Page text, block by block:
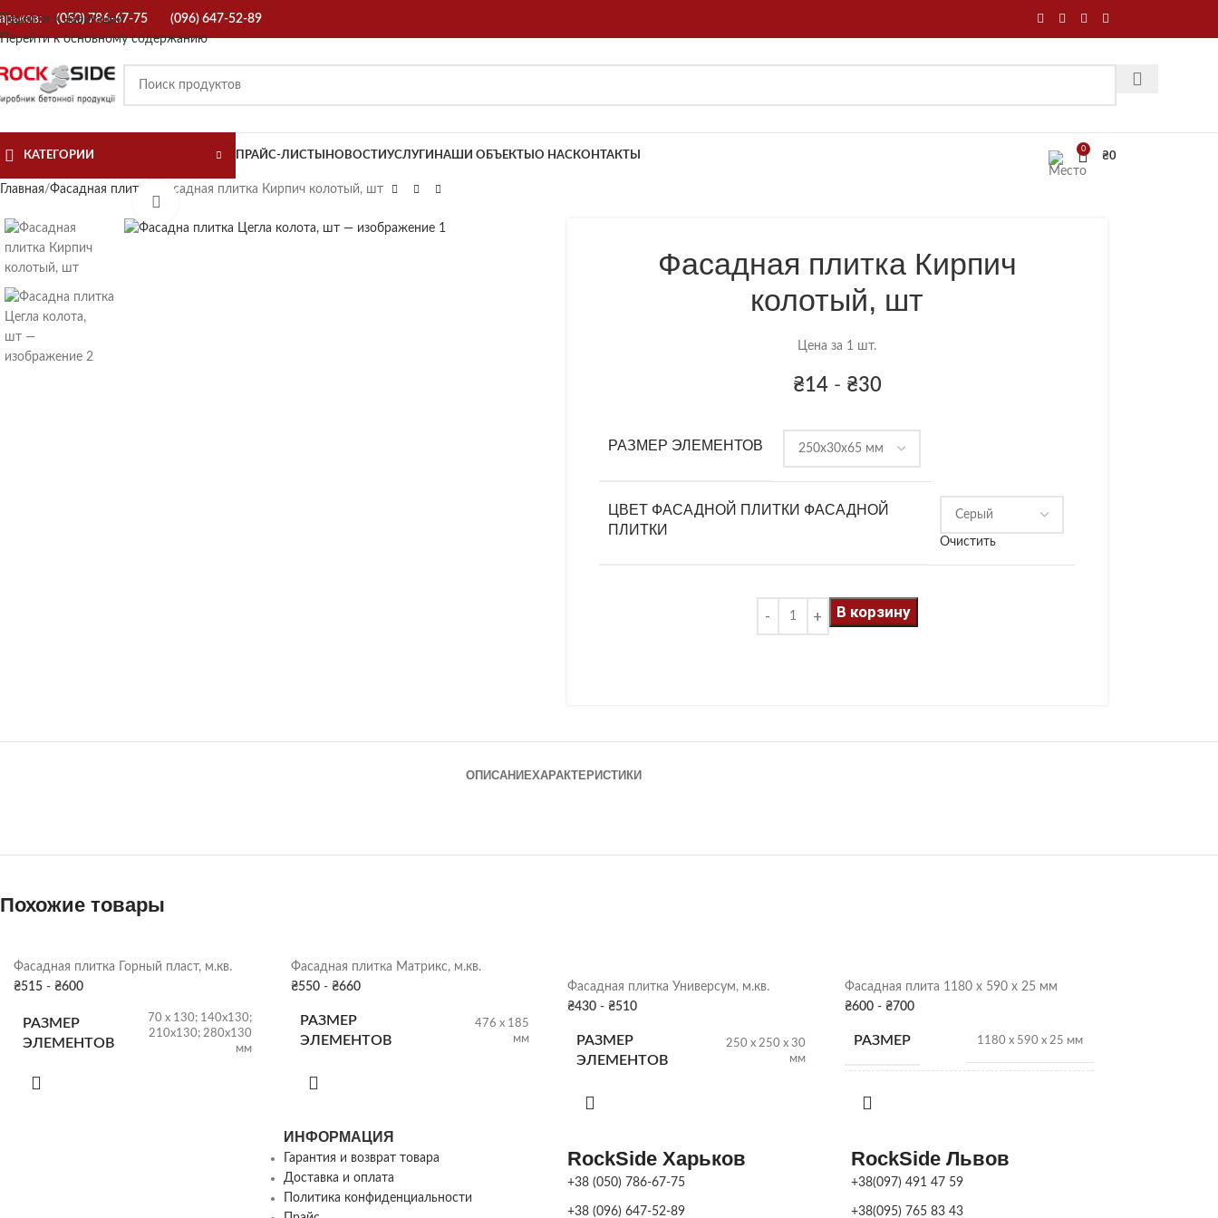
Перейти к навигации
Перейти к основному содержанию
(050) 786-67-75 (096) 647-52-89
КАТЕГОРИИ ПРАЙС-ЛИСТЫ НОВОСТИУСЛУГИ НАШИ ОБЪЕКТЫ О НАСКОНТАКТЫ
0
₴0
Главная Фасадная плитка Фасадная плитка Кирпич колотый, шт
Фасадная плитка Кирпич
колотый, шт
Цена за 1 шт.
₴14 - ₴30
РАЗМЕР ЭЛЕМЕНТОВ
ЦВЕТ ФАСАДНОЙ ПЛИТКИ ФАСАДНОЙ
ПЛИТКИ
Очистить
В корзину
ОПИСАНИЕХАРАКТЕРИСТИКИ
Похожие товары
Фасадная плитка Горный пласт, м.кв.
₴515 - ₴600
РАЗМЕР
ЭЛЕМЕНТОВ
70 х 130; 140х130;
210х130; 280х130
мм
Фасадная плитка Матрикс, м.кв.
₴550 - ₴660
РАЗМЕР
ЭЛЕМЕНТОВ
476 х 185
мм
ВЕС
Фасадная плитка Универсум, м.кв.
₴430 - ₴510
РАЗМЕР
ЭЛЕМЕНТОВ
250 х 250 х 30
мм
ВЕС
Фасадная плита 1180 х 590 х 25 мм
₴600 - ₴700
РАЗМЕР 1180 х 590 х 25 мм
ВЕС
НА ПОДДОНЕ
ИНФОРМАЦИЯ
Гарантия и возврат товара
Доставка и оплата
Политика конфиденциальности
RockSide Харьков
+38 (050) 786-67-75
+38 (096) 647-52-89
RockSide Львов
+38(097) 491 47 59
+38(095) 765 83 43